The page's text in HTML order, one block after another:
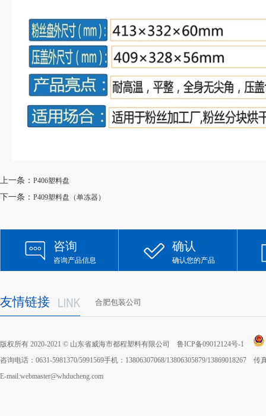
上一条： P406塑料盘
下一条： P409塑料盘（单冻器）
咨询
咨询产品信息
确认
确认您的产品
友情链接 合肥包装公司
版权所有 2020-2021 © 山东省威海市都程塑料有限公司 鲁ICP备09012124号-1
咨询电话：0631-5981370/5991569手机：13806307068/13806305879/13869018267
E-mail:webmaster@whducheng.com